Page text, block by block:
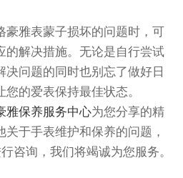
雅表蒙子损坏的问题时，可
的解决措施。无论是自行尝试
问题的同时也别忘了做好日
的爱表保持最佳状态。
雅保养服务中心为您分享的精
于手表维护和保养的问题，
咨询，我们将竭诚为您服务。